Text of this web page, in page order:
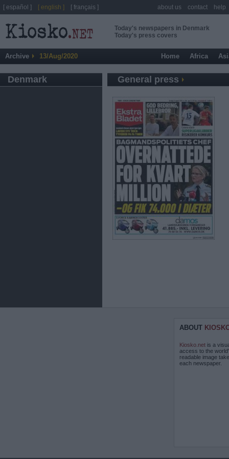
Today's newspapers in Denmark
Today's press covers
Archive 13/Aug/2020 Home Africa
Denmark General press
ABOUT
Kiosko.net is a
access to the
readable image
each newspaper.
[ español ] [ english ] [ français ] about us contact help